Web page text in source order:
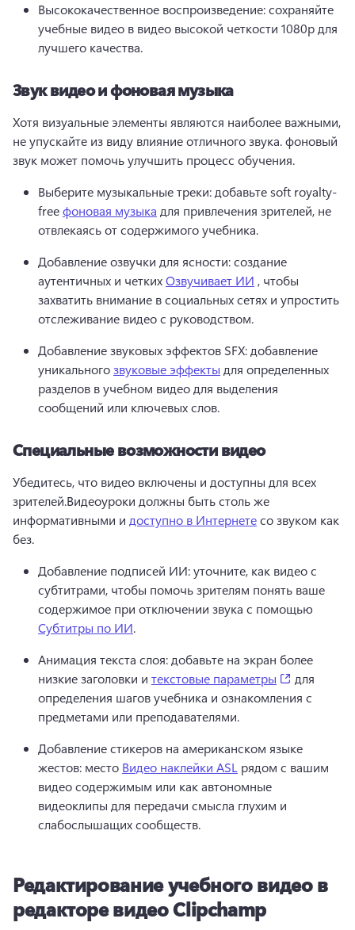
Высококачественное воспроизведение: сохраняйте
учебные видео в видео высокой четкости 1080p для
лучшего качества.
Звук видео и фоновая музыка
Хотя визуальные элементы являются наиболее важными,
не упускайте из виду влияние отличного звука. фоновый
звук может помочь улучшить процесс обучения.
Выберите музыкальные треки: добавьте soft royalty-
free фоновая музыка для привлечения зрителей, не
отвлекаясь от содержимого учебника.
Добавление озвучки для ясности: создание
аутентичных и четких Озвучивает ИИ , чтобы
захватить внимание в социальных сетях и упростить
отслеживание видео с руководством.
Добавление звуковых эффектов SFX: добавление
уникального звуковые эффекты для определенных
разделов в учебном видео для выделения
сообщений или ключевых слов.
Специальные возможности видео
Убедитесь, что видео включены и доступны для всех
зрителей.Видеоуроки должны быть столь же
информативными и доступно в Интернете со звуком как
без.
Добавление подписей ИИ: уточните, как видео с
субтитрами, чтобы помочь зрителям понять ваше
содержимое при отключении звука с помощью
Субтитры по ИИ.
Анимация текста слоя: добавьте на экран более
низкие заголовки и текстовые параметры (opens in
для
определения шагов учебника и ознакомления с
предметами или преподавателями.
Добавление стикеров на американском языке
жестов: место Видео наклейки ASL рядом с вашим
видео содержимым или как автономные
видеоклипы для передачи смысла глухим и
слабослышащих сообществ.
Редактирование учебного видео в
редакторе видео Clipchamp